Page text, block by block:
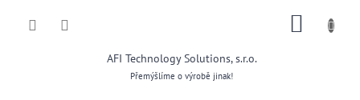
AFI Technology Solutions, s.r.o.
Přemýšlíme o výrobě jinak!